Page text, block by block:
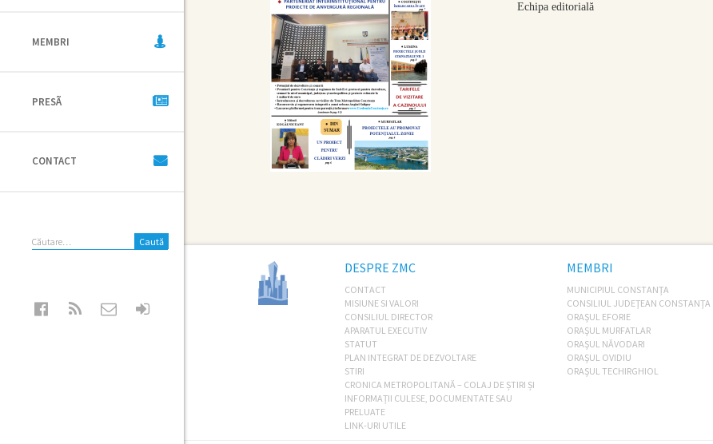
MEMBRI
PRESÃ
CONTACT
Caută
Echipa editorială
DESPRE ZMC
CONTACT
MISIUNE SI VALORI
CONSILIUL DIRECTOR
APARATUL EXECUTIV
STATUT
PLAN INTEGRAT DE DEZVOLTARE
STIRI
CRONICA METROPOLITANĂ – COLAJ DE ȘTIRI ȘI
INFORMAȚII CULESE, DOCUMENTATE SAU
PRELUATE
LINK-URI UTILE
MEMBRI
MUNICIPIUL CONSTANŢA
CONSILIUL JUDEŢEAN CONSTANŢA
ORAŞUL EFORIE
ORAŞUL MURFATLAR
ORAŞUL NĂVODARI
ORAŞUL OVIDIU
ORAŞUL TECHIRGHIOL